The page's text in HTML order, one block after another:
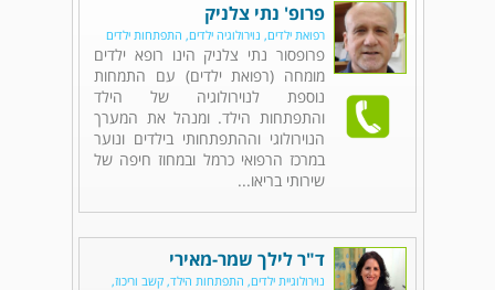
פרופ' נתי צלניק
רפואת ילדים, נוירולוגיה ילדים, התפתחות ילדים
פרופסור נתי צלניק הינו רופא ילדים
מומחה (רפואת ילדים) עם התמחות
נוספת לנוירולוגיה של הילד
והתפתחות הילד. ומנהל את המערך
הנוירולוגי וההתפתחותי בילדים ונוער
במרכז הרפואי כרמל ובמחוז חיפה של
שירותי בריאו...
ד"ר לילך שמר-מאירי
נוירולוגיית ילדים, התפתחות הילד, קשב וריכוז,